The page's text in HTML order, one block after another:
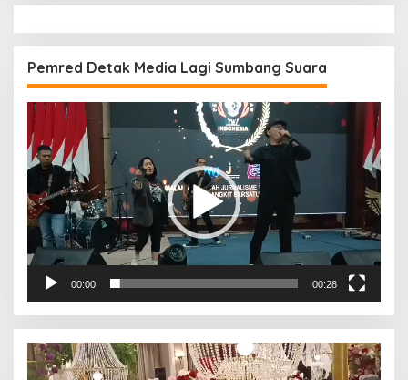
Pemred Detak Media Lagi Sumbang Suara
Pemutar
00:00 00:28
Pemutar
Video